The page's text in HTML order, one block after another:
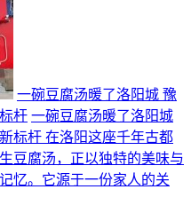
一碗豆腐汤暖了洛阳城 豫
杆 一碗豆腐汤暖了洛阳城
标杆 在洛阳这座千年古都
豆腐汤，正以独特的美味与
忆。它源于一份家人的关